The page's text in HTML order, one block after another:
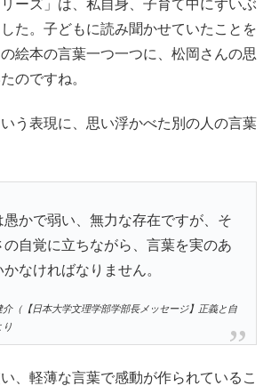
リーズ」は、私自身、子育て中にずいぶ
た。子どもに読み聞かせていたことを
絵本の言葉一つ一つに、松岡さんの思
のですね。
う表現に、思い浮かべた別の人の言葉
愚かで弱い、無力な存在ですが、そ
自覚に立ちながら、言葉を実のあ
なければなりません。
大学文理学部学部長メッセージ】正義と自
り
、軽薄な言葉で感動が作られているこ